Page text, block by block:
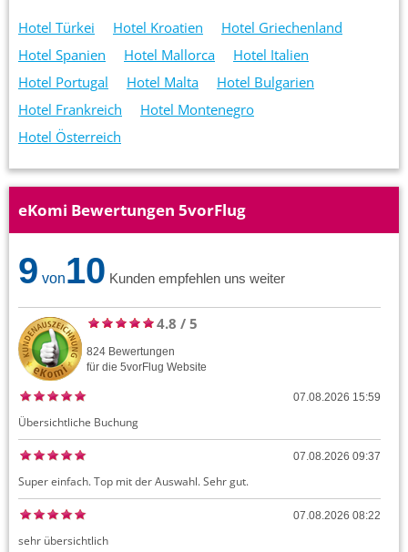
Hotel Türkei Hotel Kroatien
Hotel Griechenland
Hotel Spanien
Hotel Mallorca
Hotel Italien
Hotel Portugal
Hotel Malta
Hotel Bulgarien
Hotel Frankreich
Hotel Montenegro
Hotel Österreich
eKomi Bewertungen 5vorFlug
9 von10 Kunden empfehlen uns weiter
4.8 / 5
824 Bewertungen
für die 5vorFlug Website
07.08.2026 15:59
Übersichtliche Buchung
07.08.2026 09:37
Super einfach. Top mit der Auswahl. Sehr gut.
07.08.2026 08:22
sehr übersichtlich